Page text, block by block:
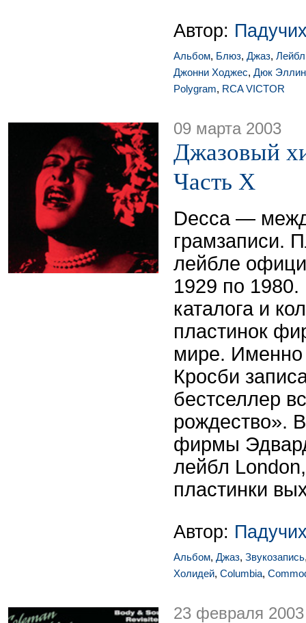
Автор:
Альбом, Блюз, Джаз, Лейбл
Джонни Ходжес, Дюк
Polygram, RCA VICTOR
09 марта 2003
Джазовый
Часть X
Decca —
грамзаписи.
лейбле
1929 по
каталога и
пластинок
мире. Именно
Кросби
бестселлер
рождество».
фирмы
лейбл
пластинки
Автор:
Альбом, Джаз, Звукозапись
Холидей, Columbia,
23 февраля 2003